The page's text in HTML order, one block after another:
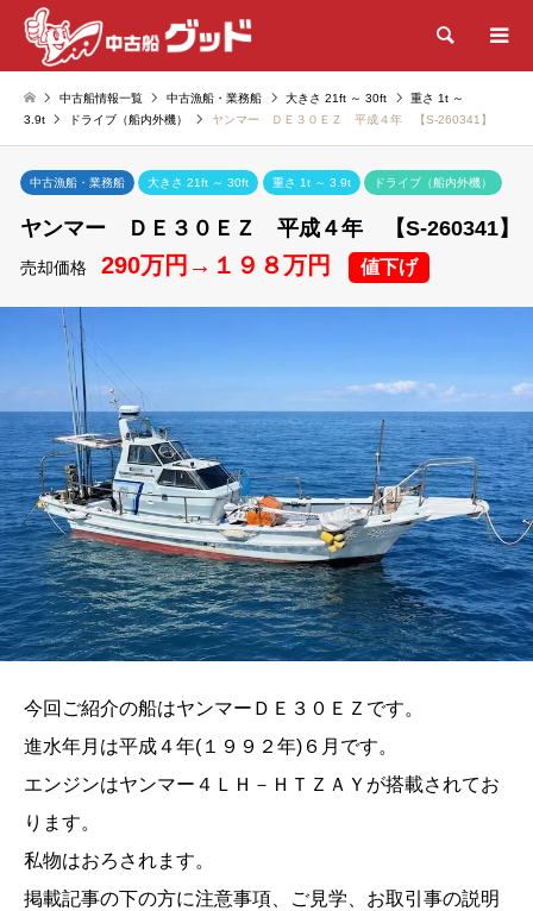
検索
中古船情報一覧 中古漁船・業務船 大きさ 21ft ～ 30ft
重さ 1t ～
3.9t
ドライブ（船内外機） ヤンマー ＤＥ３０ＥＺ 平成４年 【S-260341】
中古漁船・業務船 大きさ 21ft ～ 30ft 重さ 1t ～ 3.9t ドライブ（船内外機）
ヤンマー ＤＥ３０ＥＺ 平成４年 【S-260341】
売却価格 290万円→１９８万円 値下げ
今回ご紹介の船はヤンマーＤＥ３０ＥＺです。
進水年月は平成４年(１９９２年)６月です。
エンジンはヤンマー４ＬＨ－ＨＴＺＡＹが搭載されてお
ります。
私物はおろされます。
掲載記事の下の方に注意事項、ご見学、お取引事の説明